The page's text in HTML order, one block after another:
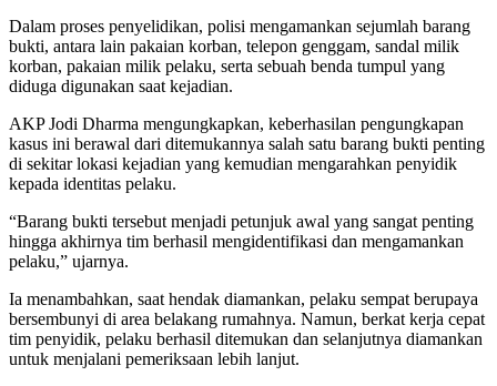
Dalam proses penyelidikan, polisi mengamankan sejumlah barang
bukti, antara lain pakaian korban, telepon genggam, sandal milik
korban, pakaian milik pelaku, serta sebuah benda tumpul yang
diduga digunakan saat kejadian.
AKP Jodi Dharma mengungkapkan, keberhasilan pengungkapan
kasus ini berawal dari ditemukannya salah satu barang bukti penting
di sekitar lokasi kejadian yang kemudian mengarahkan penyidik
kepada identitas pelaku.
“Barang bukti tersebut menjadi petunjuk awal yang sangat penting
hingga akhirnya tim berhasil mengidentifikasi dan mengamankan
pelaku,” ujarnya.
Ia menambahkan, saat hendak diamankan, pelaku sempat berupaya
bersembunyi di area belakang rumahnya. Namun, berkat kerja cepat
tim penyidik, pelaku berhasil ditemukan dan selanjutnya diamankan
untuk menjalani pemeriksaan lebih lanjut.